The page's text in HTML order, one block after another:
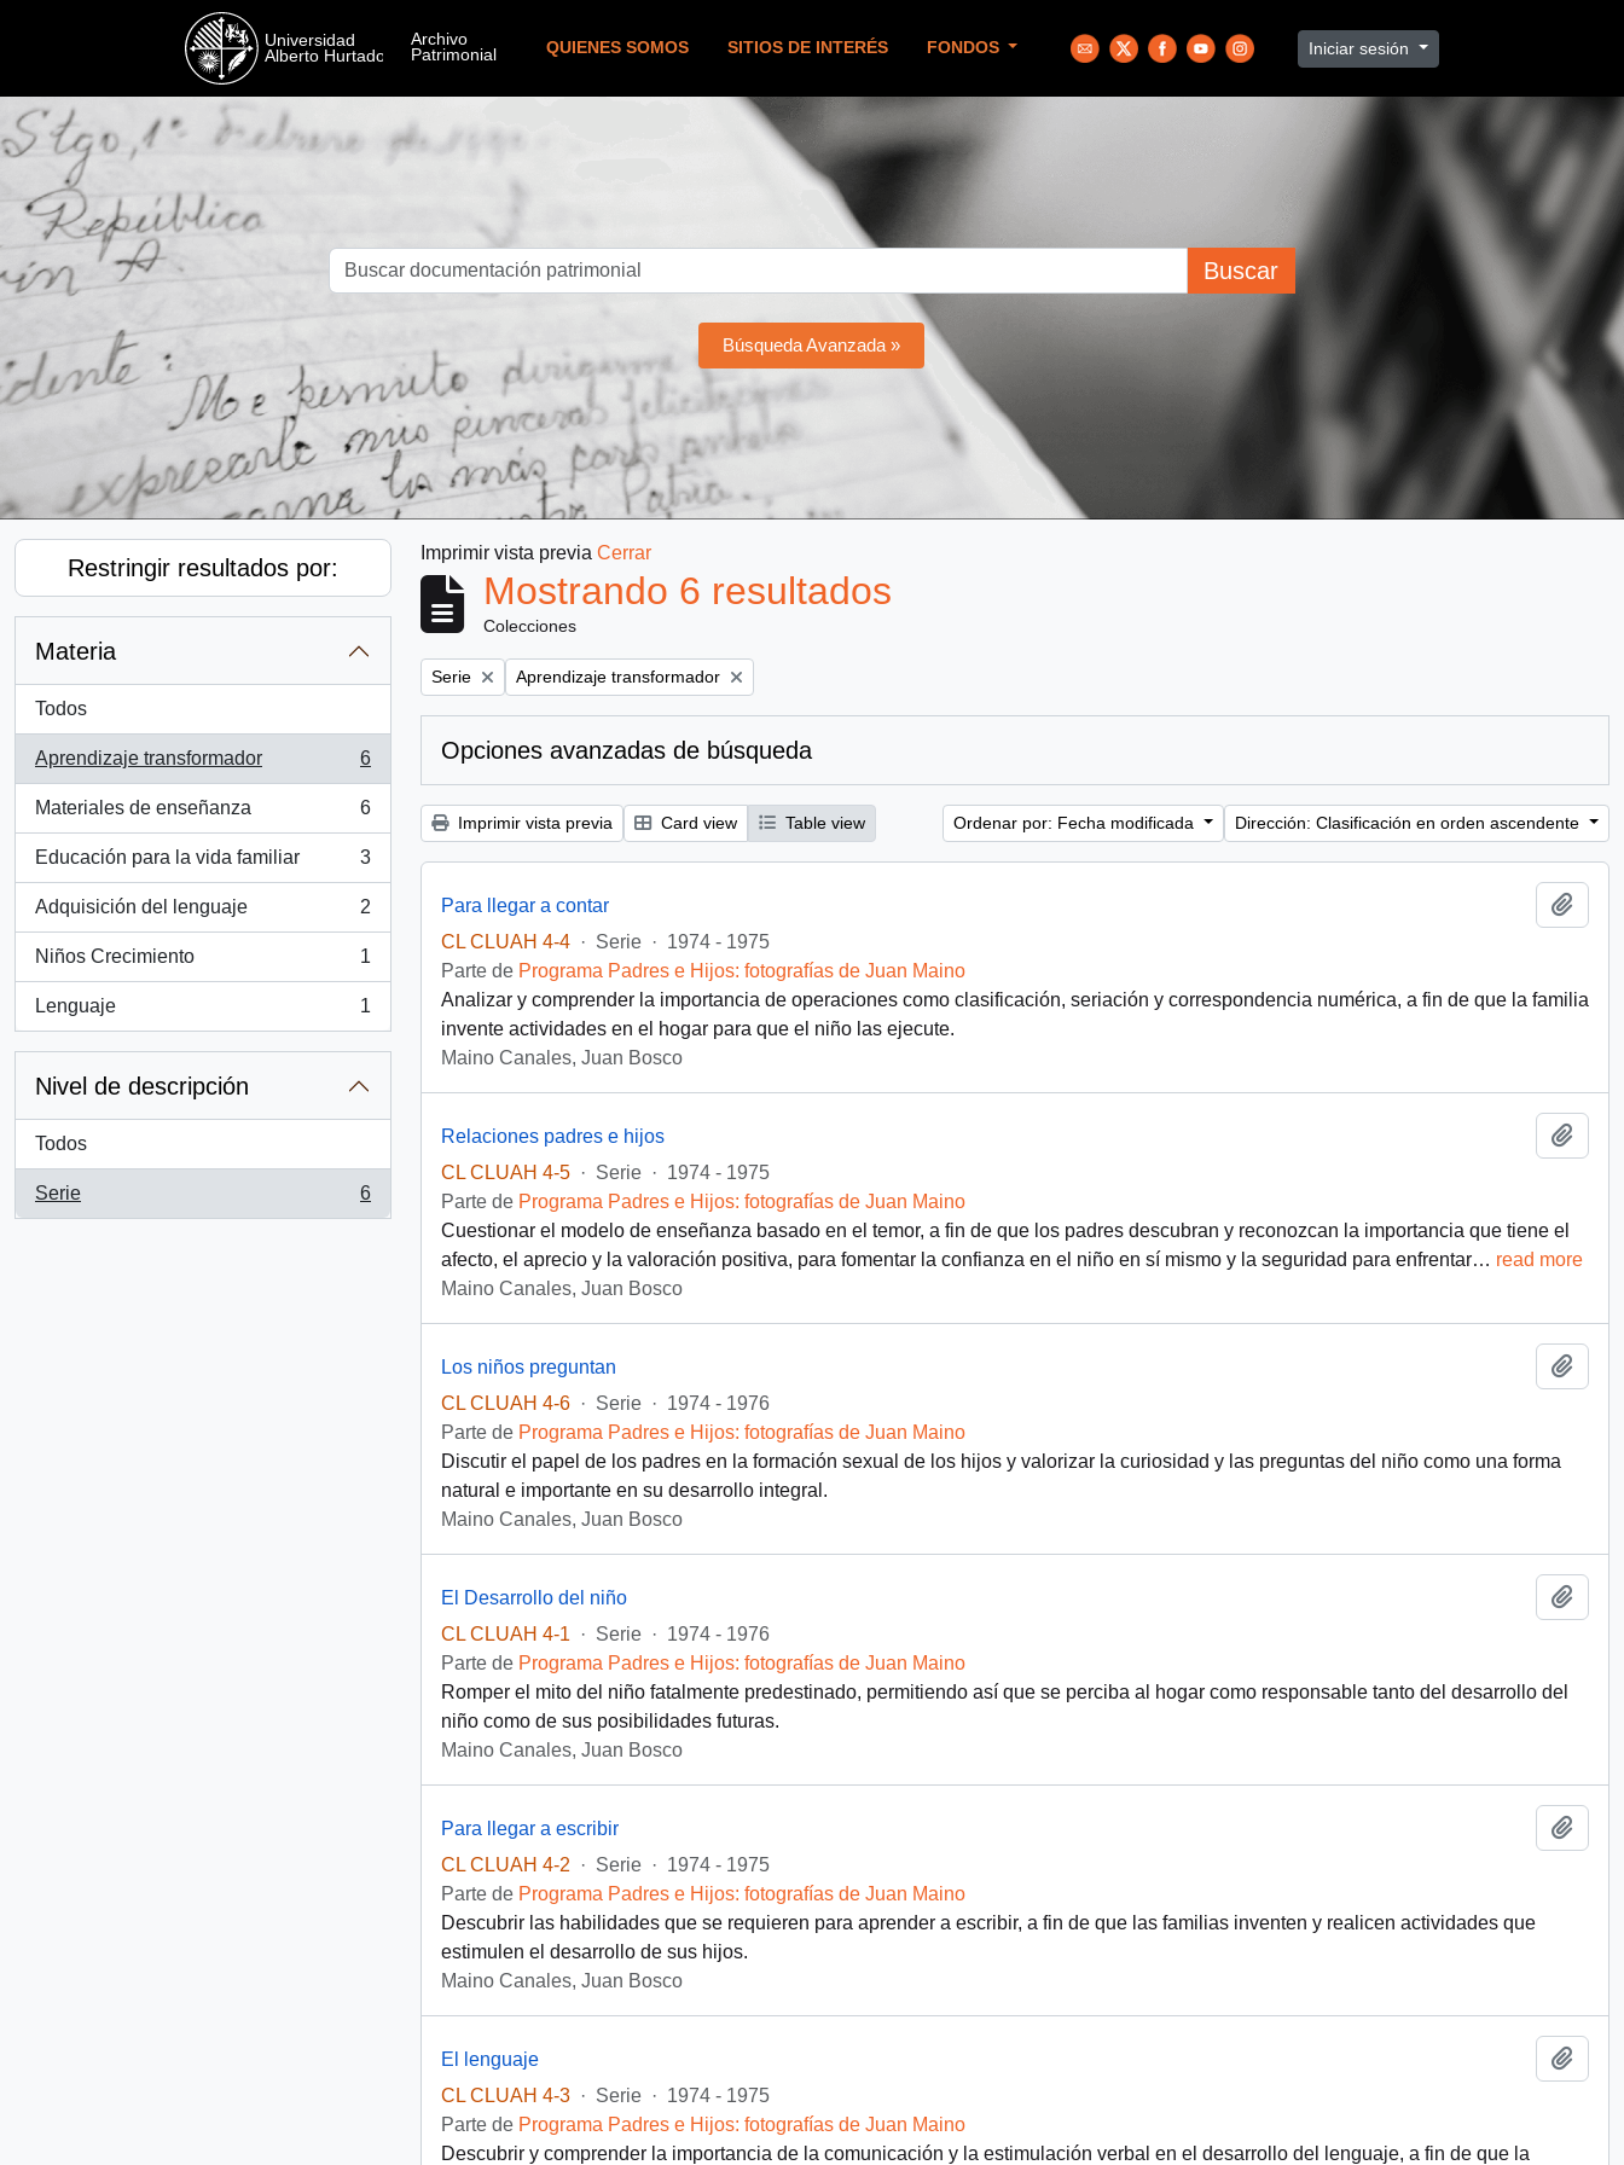
QUIENES SOMOS SITIOS DE INTERÉS FONDOS Iniciar sesión
Buscar
Búsqueda Avanzada »
Restringir resultados por:
Materia
Todos
Aprendizaje transformador
, 6 resultados
6
Materiales de enseñanza
, 6 resultados
6
Educación para la vida familiar
, 3 resultados
3
Adquisición del lenguaje
, 2 resultados
2
Niños Crecimiento
, 1 resultados
1
Lenguaje
, 1 resultados
1
Nivel de descripción
Todos
Serie
, 6 resultados
6
Imprimir vista previa Cerrar
Mostrando 6 resultados
Colecciones
Remove filter:
Serie Remove filter:
Aprendizaje transformador
Opciones avanzadas de búsqueda
Imprimir vista previa Card view Table view Ordenar por: Fecha modificada Dirección: Clasificación en orden ascendente
Para llegar a contar
CL CLUAH 4-4 · Serie · 1974 - 1975
Parte de Programa Padres e Hijos: fotografías de Juan Maino
Analizar y comprender la importancia de operaciones como clasificación, seriación y correspondencia numérica, a fin de que la familia
invente actividades en el hogar para que el niño las ejecute.
Maino Canales, Juan Bosco
Relaciones padres e hijos
CL CLUAH 4-5 · Serie · 1974 - 1975
Parte de Programa Padres e Hijos: fotografías de Juan Maino
Cuestionar el modelo de enseñanza basado en el temor, a fin de que los padres descubran y reconozcan la importancia que tiene el
afecto, el aprecio y la valoración positiva, para fomentar la confianza en el niño en sí mismo y la seguridad para enfrentar… read more
Maino Canales, Juan Bosco
Los niños preguntan
CL CLUAH 4-6 · Serie · 1974 - 1976
Parte de Programa Padres e Hijos: fotografías de Juan Maino
Discutir el papel de los padres en la formación sexual de los hijos y valorizar la curiosidad y las preguntas del niño como una forma
natural e importante en su desarrollo integral.
Maino Canales, Juan Bosco
El Desarrollo del niño
CL CLUAH 4-1
· Serie · 1974 - 1976
Parte de Programa Padres e Hijos: fotografías de Juan Maino
Romper el mito del niño fatalmente predestinado, permitiendo así que se perciba al hogar como responsable tanto del desarrollo del
niño como de sus posibilidades futuras.
Maino Canales, Juan Bosco
Para llegar a escribir
CL CLUAH 4-2
· Serie · 1974 - 1975
Parte de Programa Padres e Hijos: fotografías de Juan Maino
Descubrir las habilidades que se requieren para aprender a escribir, a fin de que las familias inventen y realicen actividades que
estimulen el desarrollo de sus hijos.
Maino Canales, Juan Bosco
El lenguaje
CL CLUAH 4-3 · Serie · 1974 - 1975
Parte de Programa Padres e Hijos: fotografías de Juan Maino
Descubrir y comprender la importancia de la comunicación y la estimulación verbal en el desarrollo del lenguaje, a fin de que la